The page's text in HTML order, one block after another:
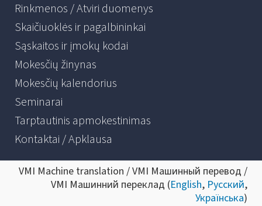
Rinkmenos / Atviri duomenys
Skaičiuoklės ir pagalbininkai
Sąskaitos ir įmokų kodai
Mokesčių žinynas
Mokesčių kalendorius
Seminarai
Tarptautinis apmokestinimas
Kontaktai / Apklausa
VMI Machine translation / VMI Машинный перевод /
VMI Машинний переклад (English, Русский,
Українська)